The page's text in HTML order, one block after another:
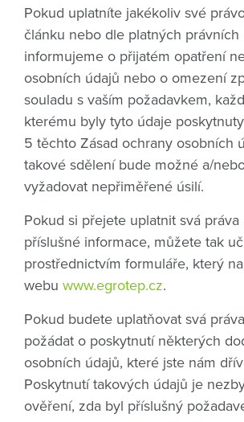
Pokud uplatníte jakékoliv své
článku nebo dle platných právních
informujeme o přijatém opatření
osobních údajů nebo o omezení
souladu s vaším požadavkem,
kterému byly tyto údaje
5 těchto Zásad ochrany osobních
takové sdělení bude možné a/
vyžadovat nepřiměřené úsilí.
Pokud si přejete uplatnit svá
příslušné informace, můžete tak
prostřednictvím formuláře, který
webu www.egrotep.cz.
Pokud budete uplatňovat svá
požádat o poskytnutí některých
osobních údajů, které jste nám
Poskytnutí takových údajů je
ověření, zda byl příslušný